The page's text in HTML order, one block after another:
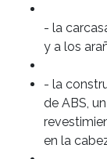
- la
y a los
- la
de ABS,
en la